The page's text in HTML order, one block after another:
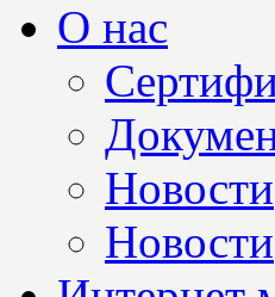
О нас
Новости
Новости